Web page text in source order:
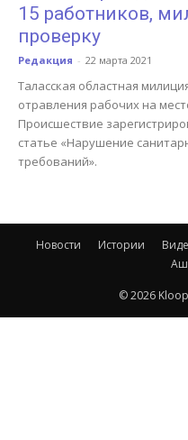
15 работников,
проверку
Редакция - 22 марта 2021
Таласская областная
отравления рабочих на
Происшествие
статье «Нарушение
требований».
Новости Истории
© 2026